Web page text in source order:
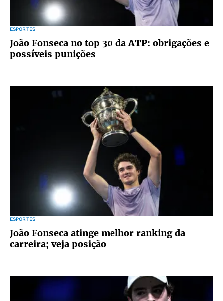
ESPORTES
João Fonseca no top 30 da ATP: obrigações e
possíveis punições
ESPORTES
João Fonseca atinge melhor ranking da
carreira; veja posição